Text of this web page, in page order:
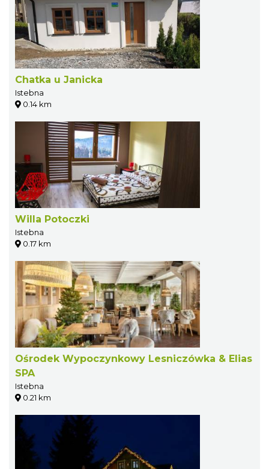
Chatka u Janicka
Istebna
0.14 km
Willa Potoczki
Istebna
0.17 km
Ośrodek Wypoczynkowy Lesniczówka & Elias
SPA
Istebna
0.21 km